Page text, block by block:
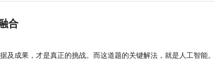
合
成果，才是真正的挑战。而这道题的关键解法，就是人工智能。